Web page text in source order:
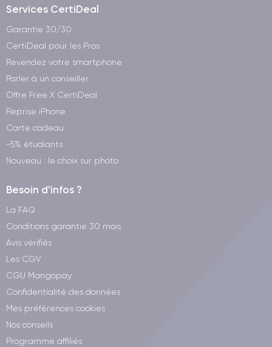
Services CertiDeal
Garantie 30/30
CertiDeal pour les Pros
Revendez votre smartphone
Parler à un conseiller
Offre Free X CertiDeal
Reprise iPhone
Carte cadeau
-5% étudiants
Nouveau : le choix sur photo
Besoin d'infos ?
La FAQ
Conditions garantie 30 mois
Avis vérifiés
Les CGV
CGU Mangopay
Confidentialité des données
Mes préférences cookies
Nos conseils
Programme affiliés